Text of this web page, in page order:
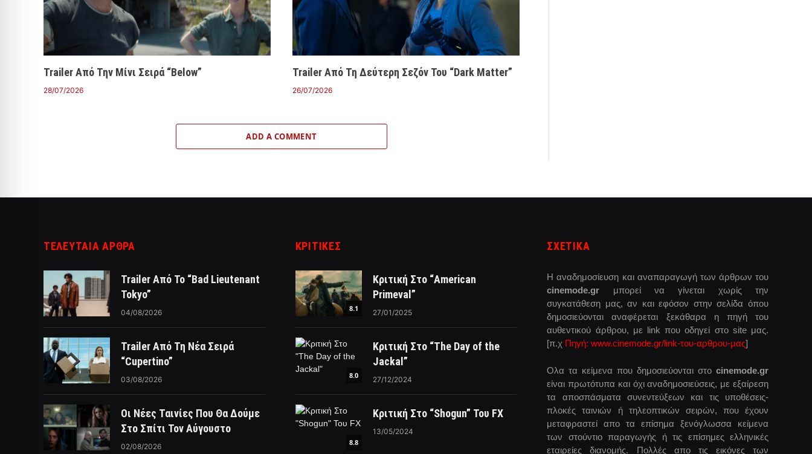
Trailer Από Την Μίνι Σειρά “Below”
28/07/2026
Trailer Από Τη Δεύτερη Σεζόν Του “Dark Matter”
26/07/2026
ADD A COMMENT
ΤΕΛΕΥΤΑΙΑ ΑΡΘΡΑ
Trailer Από Το “Bad Lieutenant
Tokyo”
04/08/2026
Trailer Από Τη Νέα Σειρά
“Cupertino”
03/08/2026
Οι Νέες Ταινίες Που Θα Δούμε
Στο Σπίτι Τον Αύγουστο
02/08/2026
ΚΡΙΤΙΚΈΣ
8.1
Κριτική Στο “American
Primeval”
27/01/2025
8.0
Κριτική Στο “The Day of the
Jackal”
27/12/2024
8.8
Κριτική Στο “Shogun” Του FX
13/05/2024
ΣΧΕΤΙΚΑ
Η αναδημοσίευση και αναπαραγωγή των άρθρων του
cinemode.gr μπορεί να γίνεται χωρίς την
συγκατάθεση μας, αν και εφόσον στην σελίδα όπου
δημοσιεύονται αναφέρεται ξεκάθαρα η πηγή του
αυθεντικού άρθρου, με link που οδηγεί στο site μας.
[π.χ Πηγή: www.cinemode.gr/link-του-αρθρου-μας]
Ολα τα κείμενα που δημοσιεύονται στο cinemode.gr
είναι πρωτότυπα και όχι αναδημοσιεύσεις, με εξαίρεση
τα αποσπάσματα συνεντεύξεων και τις υποθέσεις-
πλοκές ταινιών ή τηλεοπτικών σειρών, που έχουν
μεταφραστεί απο τα επίσημα ξενόγλωσσα κείμενα
των στούντιο παραγωγής ή τις επίσημες ελληνικές
εταιρείες διανομής. Πολλές απο τις εικόνες των